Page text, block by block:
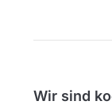
Wir sind